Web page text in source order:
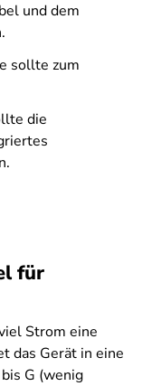
und dem
sollte zum
die
für
Strom eine
das Gerät in eine
G (wenig